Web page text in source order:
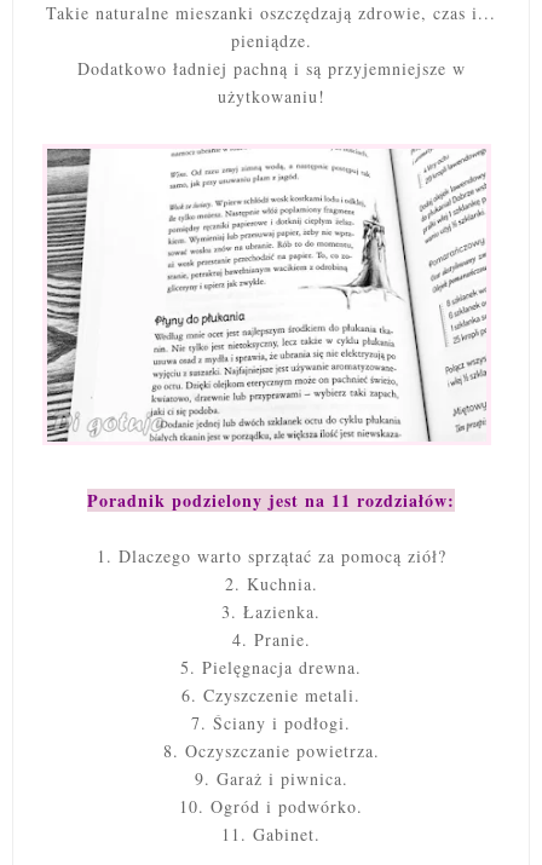
Takie naturalne mieszanki oszczędzają zdrowie, czas i...
pieniądze.
Dodatkowo ładniej pachną i są przyjemniejsze w
użytkowaniu!
Poradnik podzielony jest na 11 rozdziałów:
1. Dlaczego warto sprzątać za pomocą ziół?
2. Kuchnia.
3. Łazienka.
4. Pranie.
5. Pielęgnacja drewna.
6. Czyszczenie metali.
7. Ściany i podłogi.
8. Oczyszczanie powietrza.
9. Garaż i piwnica.
10. Ogród i podwórko.
11. Gabinet.